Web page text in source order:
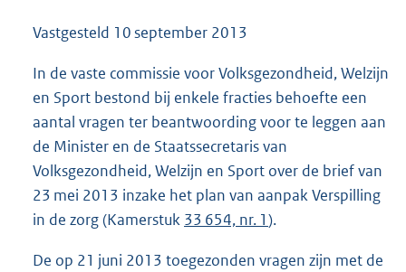
3
K
b
Vastgesteld 10 september 2013
In de vaste commissie voor Volksgezondheid, Welzijn
en Sport bestond bij enkele fracties behoefte een
aantal vragen ter beantwoording voor te leggen aan
de Minister en de Staatssecretaris van
Volksgezondheid, Welzijn en Sport over de brief van
23 mei 2013 inzake het plan van aanpak Verspilling
in de zorg (Kamerstuk 33 654, nr. 1).
De op 21 juni 2013 toegezonden vragen zijn met de